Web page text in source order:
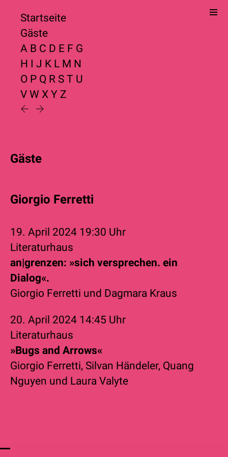
Startseite
Gäste
A B C D E F G
H I J K L M N
O P Q R S T U
V W X Y Z
Gäste
Giorgio Ferretti
19. April 2024 19:30 Uhr
Literaturhaus
an|grenzen: »sich versprechen. ein
Dialog«.
Giorgio Ferretti und Dagmara Kraus
20. April 2024 14:45 Uhr
Literaturhaus
»Bugs and Arrows«
Giorgio Ferretti, Silvan Händeler, Quang
Nguyen und Laura Valyte